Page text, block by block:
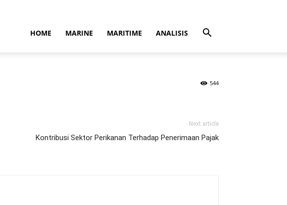
HOME MARINE MARITIME ANALISIS
544
Next article
Kontribusi Sektor Perikanan Terhadap Penerimaan Pajak